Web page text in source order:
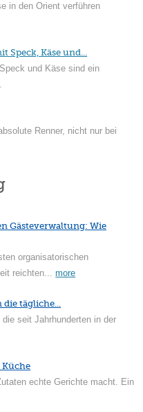
in den Orient verführen
Speck, Käse und...
und Käse sind ein
Renner, nicht nur bei
Gästeverwaltung: Wie
organisatorischen
reichten...more
tägliche...
seit Jahrhunderten in der
Küche
echte Gerichte macht. Ein